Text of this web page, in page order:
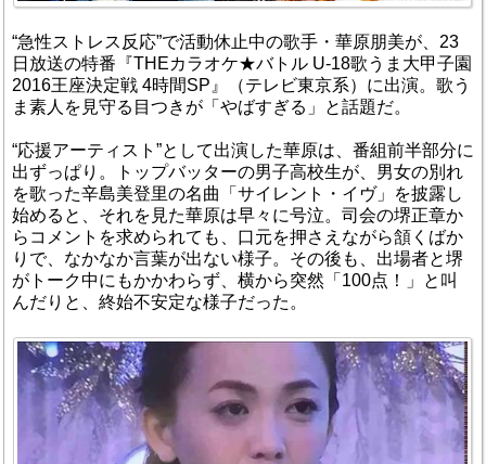
“急性ストレス反応”で活動休止中の歌手・華原朋美が、23
日放送の特番『THEカラオケ★バトル U-18歌うま大甲子園
2016王座決定戦 4時間SP』（テレビ東京系）に出演。歌う
ま素人を見守る目つきが「やばすぎる」と話題だ。
“応援アーティスト”として出演した華原は、番組前半部分に
出ずっぱり。トップバッターの男子高校生が、男女の別れ
を歌った辛島美登里の名曲「サイレント・イヴ」を披露し
始めると、それを見た華原は早々に号泣。司会の堺正章か
らコメントを求められても、口元を押さえながら頷くばか
りで、なかなか言葉が出ない様子。その後も、出場者と堺
がトーク中にもかかわらず、横から突然「100点！」と叫
んだりと、終始不安定な様子だった。